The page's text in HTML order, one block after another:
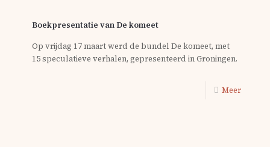
Boekpresentatie van De komeet
Op vrijdag 17 maart werd de bundel De komeet, met
15 speculatieve verhalen, gepresenteerd in Groningen.
Meer